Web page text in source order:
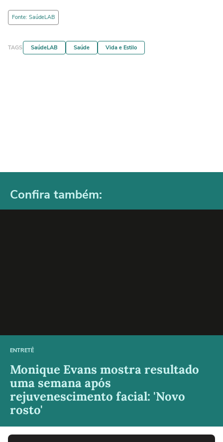
Fonte: SaúdeLAB
TAGS SaúdeLAB Saúde Vida e Estilo
Confira também:
ENTRETÊ
Monique Evans mostra resultado
uma semana após
rejuvenescimento facial: 'Novo
rosto'